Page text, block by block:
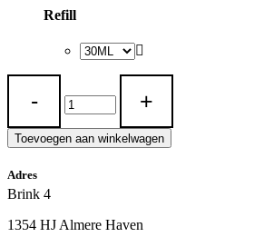
Refill
LA
Toevoegen aan winkelwagen
Adres
Brink 4
1354 HJ Almere Haven